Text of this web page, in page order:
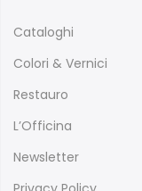
Cataloghi
Colori & Vernici
Restauro
L’Officina
Newsletter